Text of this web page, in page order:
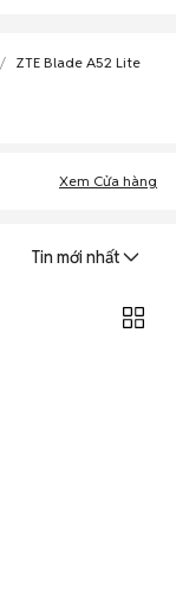
ZTE Blade A52 Lite
Xem Cửa hàng
Tin mới nhất